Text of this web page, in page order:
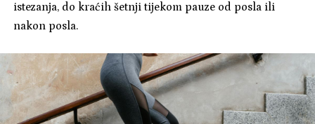
istezanja, do kraćih šetnji tijekom pauze od posla ili
nakon posla.